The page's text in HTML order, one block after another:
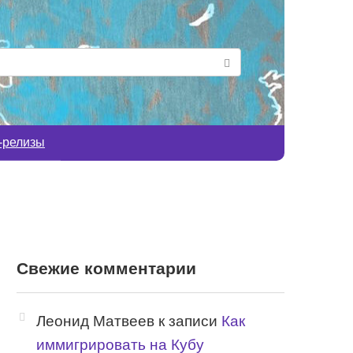
Свежие комментарии
Леонид Матвеев к записи Как
иммигрировать на Кубу